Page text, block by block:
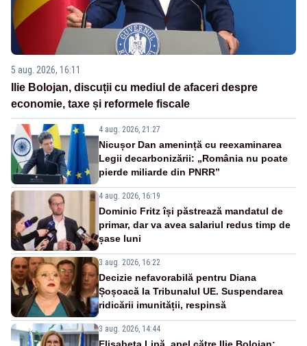
5 aug. 2026, 16:11
Ilie Bolojan, discuții cu mediul de afaceri despre
economie, taxe și reformele fiscale
4 aug. 2026, 21:27
Nicușor Dan amenință cu reexaminarea
Legii decarbonizării: „România nu poate
pierde miliarde din PNRR”
4 aug. 2026, 16:19
Dominic Fritz își păstrează mandatul de
primar, dar va avea salariul redus timp de
șase luni
3 aug. 2026, 16:22
Decizie nefavorabilă pentru Diana
Șoșoacă la Tribunalul UE. Suspendarea
ridicării imunității, respinsă
3 aug. 2026, 14:44
Elisabeta Lipă, apel către Ilie Bolojan: